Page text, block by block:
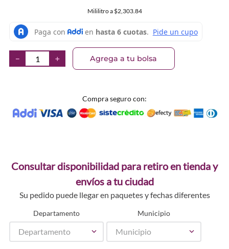
Mililitroa $2,303.84
＋
－ Agrega a tu bolsa
Compra seguro con:
Consultar disponibilidad para retiro en tienda y
envíos a tu ciudad
Su pedido puede llegar en paquetes y fechas diferentes
Departamento
Departamento
Municipio
Municipio